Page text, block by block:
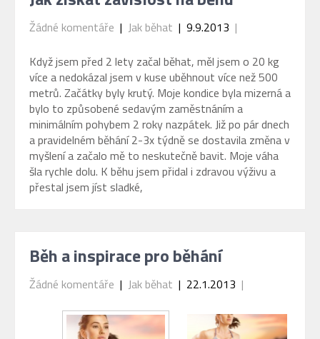
Žádné komentáře | Jak běhat | 9.9.2013 |
Když jsem před 2 lety začal běhat, měl jsem o 20 kg
více a nedokázal jsem v kuse uběhnout více než 500
metrů. Začátky byly krutý. Moje kondice byla mizerná a
bylo to způsobené sedavým zaměstnáním a
minimálním pohybem 2 roky nazpátek. Již po pár dnech
a pravidelném běhání 2-3x týdně se dostavila změna v
myšlení a začalo mě to neskutečně bavit. Moje váha
šla rychle dolu. K běhu jsem přidal i zdravou výživu a
přestal jsem jíst sladké,
Běh a inspirace pro běhání
Žádné komentáře | Jak běhat | 22.1.2013 |